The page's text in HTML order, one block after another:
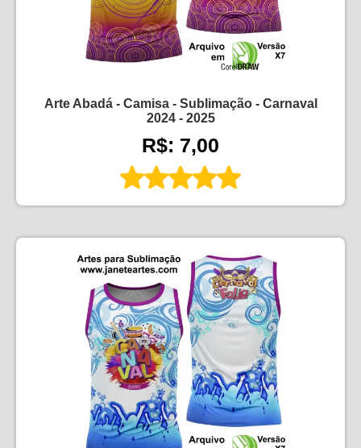
Arte Abadá - Camisa - Sublimação - Carnaval
2024 - 2025
R$: 7,00